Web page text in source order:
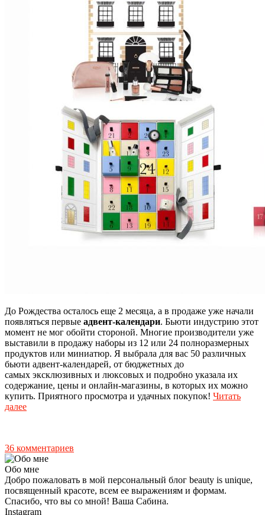
До Рождества осталось еще 2 месяца, а в продаже уже начали
появляться первые адвент-календари. Бьюти индустрию этот
момент не мог обойти стороной. Многие производители уже
выставили в продажу наборы из 12 или 24 полноразмерных
продуктов или миниатюр. Я выбрала для вас 50 различных
бьюти адвент-календарей, от бюджетных до
самых эксклюзивных и люксовых и подробно указала их
содержание, цены и онлайн-магазины, в которых их можно
купить. Приятного просмотра и удачных покупок! Читать
далее
36 комментариев
Обо мне
Добро пожаловать в мой персональный блог beauty is unique,
посвященный красоте, всем ее выражениям и формам.
Спасибо, что вы со мной! Ваша Сабина.
Instagram